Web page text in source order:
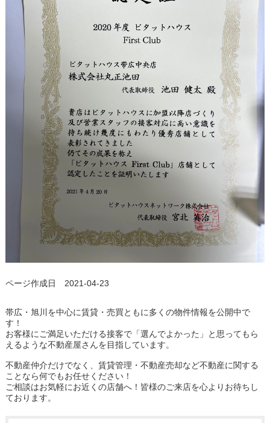
ページ作成日 2021-04-23
帯広・旭川を中心に賃貸・売買ともに多くの物件情報を公開中で
す！
お客様にご満足いただける接客で「選んでよかった」と思ってもら
えるような不動産屋さんを目指しています。
不動産仲介だけでなく、賃貸管理・不動産売却など不動産に関する
ことなら何でもお任せください！
ご相談はお気軽にお近くの店舗へ！皆様のご来店を心よりお待ちし
ております。